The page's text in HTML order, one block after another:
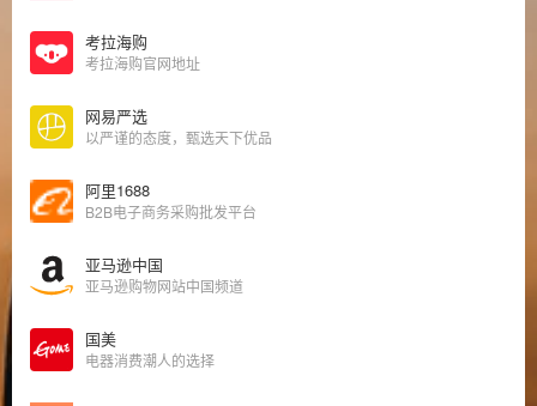
考拉海购
考拉海购官网地址
网易严选
以严谨的态度，甄选天下优品
阿里1688
B2B电子商务采购批发平台
亚马逊中国
亚马逊购物网站中国频道
国美
电器消费潮人的选择